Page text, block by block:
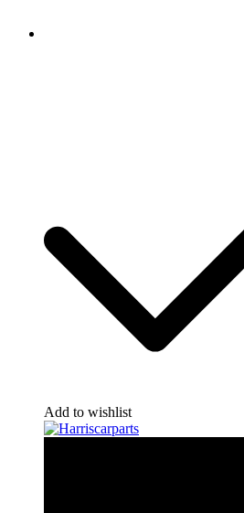
Add to wishlist